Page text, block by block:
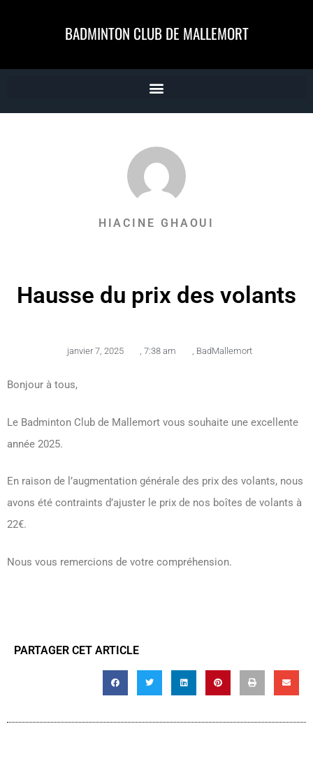
BADMINTON CLUB DE MALLEMORT
HIACINE GHAOUI
Hausse du prix des volants
janvier 7, 2025 , 7:38 am , BadMallemort
Bonjour à tous,
Le Badminton Club de Mallemort vous souhaite une excellente
année 2025.
En raison de l’augmentation générale des prix des volants, nous
avons été contraints d’ajuster le prix de nos boîtes de volants à
22€.
Nous vous remercions de votre compréhension.
PARTAGER CET ARTICLE